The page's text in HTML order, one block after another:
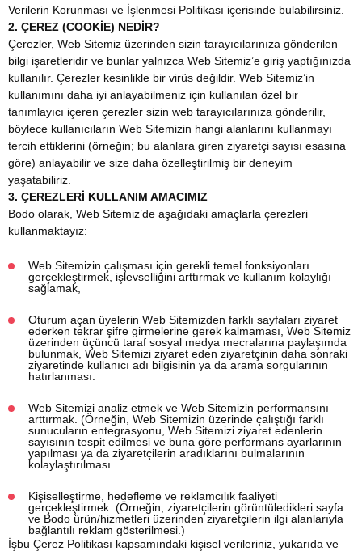
Verilerin Korunması ve İşlenmesi Politikası içerisinde bulabilirsiniz.
2. ÇEREZ (COOKİE) NEDİR?
Çerezler, Web Sitemiz üzerinden sizin tarayıcılarınıza gönderilen
bilgi işaretleridir ve bunlar yalnızca Web Sitemiz’e giriş yaptığınızda
kullanılır. Çerezler kesinlikle bir virüs değildir. Web Sitemiz’in
kullanımını daha iyi anlayabilmeniz için kullanılan özel bir
tanımlayıcı içeren çerezler sizin web tarayıcılarınıza gönderilir,
böylece kullanıcıların Web Sitemizin hangi alanlarını kullanmayı
tercih ettiklerini (örneğin; bu alanlara giren ziyaretçi sayısı esasına
göre) anlayabilir ve size daha özelleştirilmiş bir deneyim
yaşatabiliriz.
3. ÇEREZLERİ KULLANIM AMACIMIZ
Bodo olarak, Web Sitemiz’de aşağıdaki amaçlarla çerezleri
kullanmaktayız:
Web Sitemizin çalışması için gerekli temel fonksiyonları
gerçekleştirmek, işlevselliğini arttırmak ve kullanım kolaylığı
sağlamak,
Oturum açan üyelerin Web Sitemizden farklı sayfaları ziyaret
ederken tekrar şifre girmelerine gerek kalmaması, Web Sitemiz
üzerinden üçüncü taraf sosyal medya mecralarına paylaşımda
bulunmak, Web Sitemizi ziyaret eden ziyaretçinin daha sonraki
ziyaretinde kullanıcı adı bilgisinin ya da arama sorgularının
hatırlanması.
Web Sitemizi analiz etmek ve Web Sitemizin performansını
arttırmak. (Örneğin, Web Sitemizin üzerinde çalıştığı farklı
sunucuların entegrasyonu, Web Sitemizi ziyaret edenlerin
sayısının tespit edilmesi ve buna göre performans ayarlarının
yapılması ya da ziyaretçilerin aradıklarını bulmalarının
kolaylaştırılması.
Kişiselleştirme, hedefleme ve reklamcılık faaliyeti
gerçekleştirmek. (Örneğin, ziyaretçilerin görüntüledikleri sayfa
ve Bodo ürün/hizmetleri üzerinden ziyaretçilerin ilgi alanlarıyla
bağlantılı reklam gösterilmesi.)
İşbu Çerez Politikası kapsamındaki kişisel verileriniz, yukarıda ve